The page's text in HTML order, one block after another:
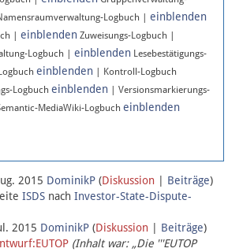
Logbuch | einblenden
| einblenden Zuweisungs-Logbuch |
Logbuch | einblenden Lesebestätigungs-
einblenden | Kontroll-Logbuch
Logbuch einblenden | Versionsmarkierungs-
MediaWiki-Logbuch einblenden
2015 DominikP (Diskussion Beiträge)
ISDS nach Investor-State-Dispute-
2015 DominikP (Diskussion Beiträge)
(Inhalt war: „Die '''EUTOP